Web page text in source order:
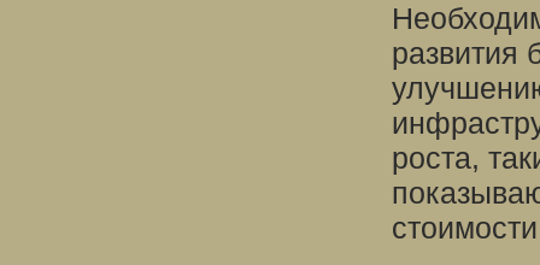
развития
роста,